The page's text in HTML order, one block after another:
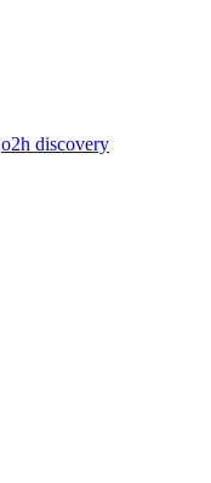
o2h discovery